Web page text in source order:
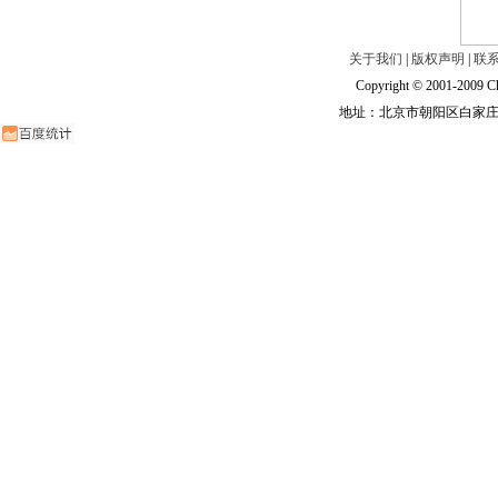
关于我们 版权声明
联
Copyright © 2001-2009
地址：北京市朝阳区白家